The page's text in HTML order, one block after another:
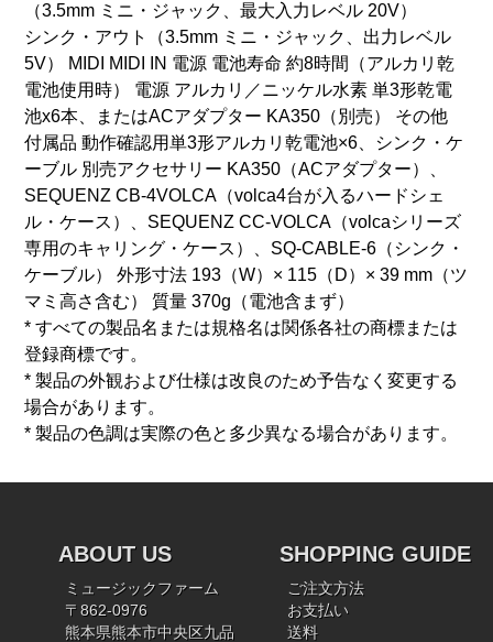
（3.5mm ミニ・ジャック、最大入力レベル 20V）
シンク・アウト（3.5mm ミニ・ジャック、出力レベル
5V） MIDI MIDI IN 電源 電池寿命 約8時間（アルカリ乾
電池使用時） 電源 アルカリ／ニッケル水素 単3形乾電
池x6本、またはACアダプター KA350（別売） その他
付属品 動作確認用単3形アルカリ乾電池×6、シンク・ケ
ーブル 別売アクセサリー KA350（ACアダプター）、
SEQUENZ CB-4VOLCA（volca4台が入るハードシェ
ル・ケース）、SEQUENZ CC-VOLCA（volcaシリーズ
専用のキャリング・ケース）、SQ-CABLE-6（シンク・
ケーブル） 外形寸法 193（W）× 115（D）× 39 mm（ツ
マミ高さ含む） 質量 370g（電池含まず）
* すべての製品名または規格名は関係各社の商標または
登録商標です。
* 製品の外観および仕様は改良のため予告なく変更する
場合があります。
* 製品の色調は実際の色と多少異なる場合があります。
ABOUT US
ミュージックファーム
〒862-0976
熊本県熊本市中央区九品
SHOPPING GUIDE
ご注文方法
お支払い
送料